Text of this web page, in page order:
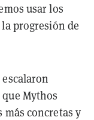
usar los
progresión de
Mythos
más concretas y